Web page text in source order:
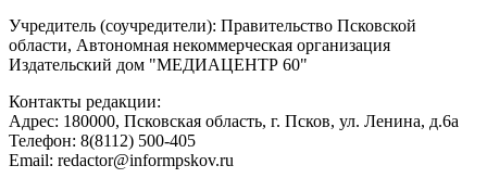
Учредитель (соучредители): Правительство Псковской
области, Автономная некоммерческая организация
Издательский дом "МЕДИАЦЕНТР 60"
Контакты редакции:
Адреc: 180000, Псковская область, г. Псков, ул. Ленина, д.6а
Телефон: 8(8112) 500-405
Email: redactor@informpskov.ru